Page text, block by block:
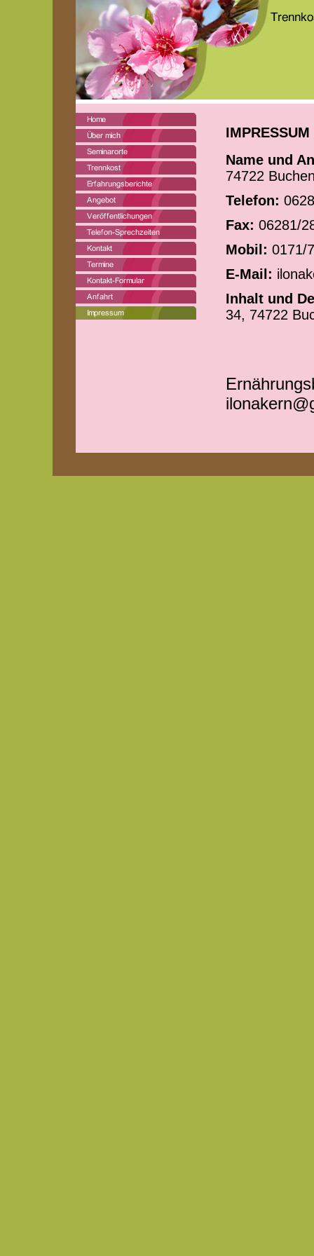
IMPRESSUM
Name und
74722
Telefon:
Fax: 06281/
Mobil: 0171/
E-Mail:
Inhalt und
34, 74722